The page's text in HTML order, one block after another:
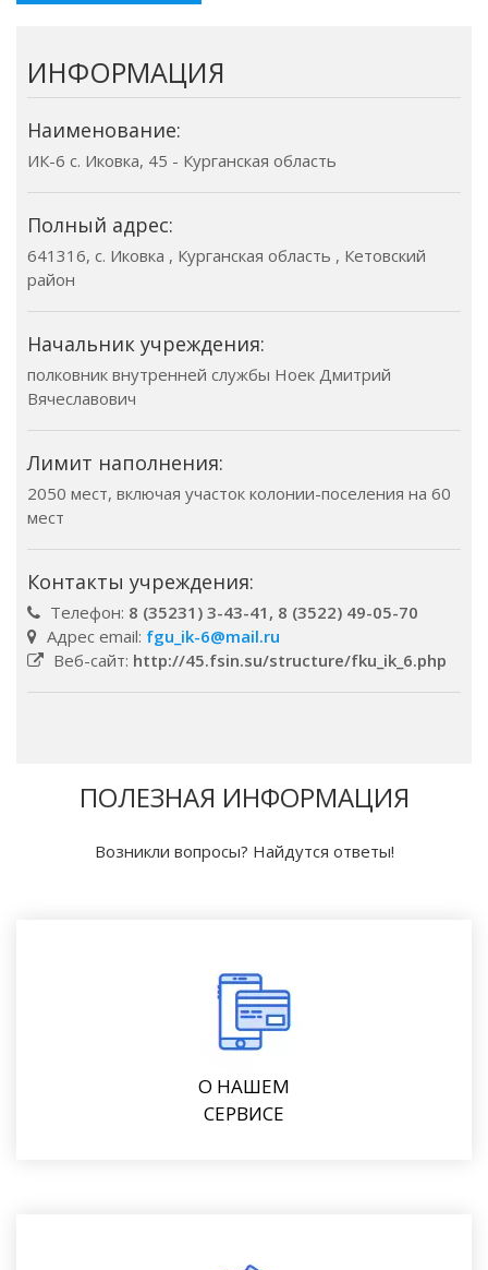
ИНФОРМАЦИЯ
Наименование:
ИК-6 с. Иковка, 45 - Курганская область
Полный адрес:
641316, с. Иковка , Курганская область , Кетовский
район
Начальник учреждения:
полковник внутренней службы Ноек Дмитрий
Вячеславович
Лимит наполнения:
2050 мест, включая участок колонии-поселения на 60
мест
Контакты учреждения:
Телефон: 8 (35231) 3-43-41, 8 (3522) 49-05-70
Адрес email: fgu_ik-6@mail.ru
Веб-сайт: http://45.fsin.su/structure/fku_ik_6.php
ПОЛЕЗНАЯ ИНФОРМАЦИЯ
Возникли вопросы? Найдутся ответы!
О НАШЕМ
СЕРВИСЕ